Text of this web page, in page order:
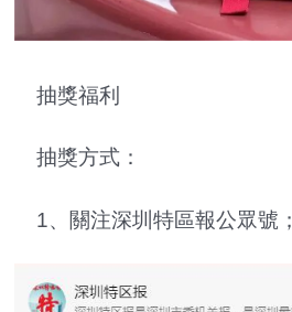
抽獎福利
抽獎方式：
1、關注深圳特區報公眾號；